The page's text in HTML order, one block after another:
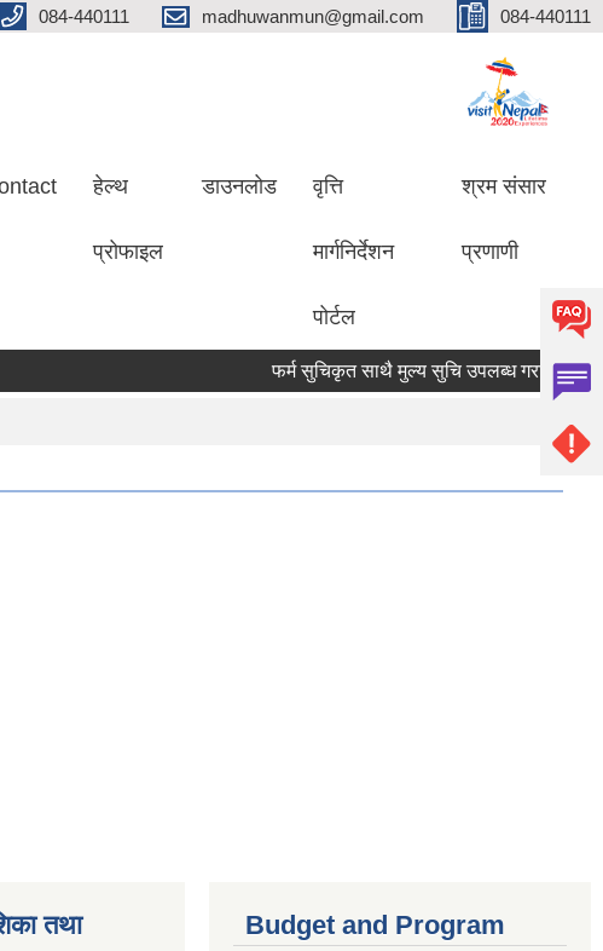
084-440111 madhuwanmun@gmail.com 084-440111
हेल्थ
प्रोफाइल
डाउनलोड वृत्ति
मार्गनिर्देशन
पोर्टल
श्रम संसार
प्रणाणी
फर्म सुचिकृत साथै मुल्य सुचि उपलब्ध गराउने सम्बन्धमा
तथा
Budget and Program